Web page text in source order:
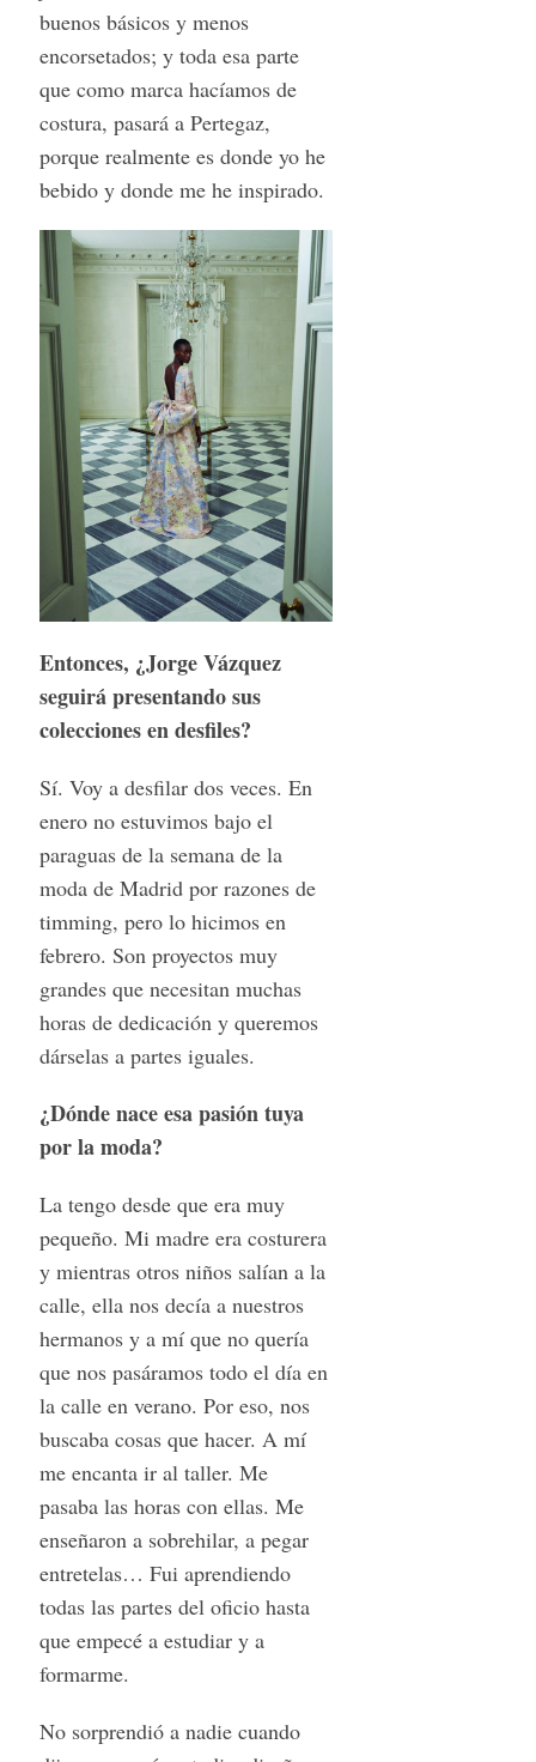
buenos básicos y menos
encorsetados; y toda esa parte
que como marca hacíamos de
costura, pasará a Pertegaz,
porque realmente es donde yo he
bebido y donde me he inspirado.
Entonces, ¿Jorge Vázquez
seguirá presentando sus
colecciones en desfiles?
Sí. Voy a desfilar dos veces. En
enero no estuvimos bajo el
paraguas de la semana de la
moda de Madrid por razones de
timming, pero lo hicimos en
febrero. Son proyectos muy
grandes que necesitan muchas
horas de dedicación y queremos
dárselas a partes iguales.
¿Dónde nace esa pasión tuya
por la moda?
La tengo desde que era muy
pequeño. Mi madre era costurera
y mientras otros niños salían a la
calle, ella nos decía a nuestros
hermanos y a mí que no quería
que nos pasáramos todo el día en
la calle en verano. Por eso, nos
buscaba cosas que hacer. A mí
me encanta ir al taller. Me
pasaba las horas con ellas. Me
enseñaron a sobrehilar, a pegar
entretelas… Fui aprendiendo
todas las partes del oficio hasta
que empecé a estudiar y a
formarme.
No sorprendió a nadie cuando